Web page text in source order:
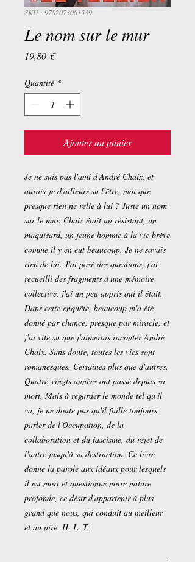
SKU : 9782073061539
Le nom sur le mur
19,80 €Prix
Quantité *
Ajouter au panier
Je ne suis pas l'ami d'André Chaix, et
aurais-je d'ailleurs su l'être, moi que
presque rien ne relie à lui ? Juste un nom
sur le mur. Chaix était un résistant, un
maquisard, un jeune homme à la vie brève
comme il y en eut beaucoup. Je ne savais
rien de lui. J'ai posé des questions, j'ai
recueilli des fragments d'une mémoire
collective, j'ai un peu appris qui il était.
Dans cette enquête, beaucoup m'a été
donné par chance, presque par miracle, et
j'ai vite su que j'aimerais raconter André
Chaix. Sans doute, toutes les vies sont
romanesques. Certaines plus que d'autres.
Quatre-vingts années ont passé depuis sa
mort. Mais à regarder le monde tel qu'il
va, je ne doute pas qu'il faille toujours
parler de l'Occupation, de la
collaboration et du fascisme, du rejet de
l'autre jusqu'à sa destruction. Ce livre
donne la parole aux idéaux pour lesquels
il est mort et questionne notre nature
profonde, ce désir d'appartenir à plus
grand que nous, qui conduit au meilleur
et au pire. H. L. T.